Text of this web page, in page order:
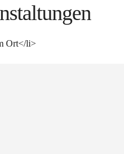
Ort</li>